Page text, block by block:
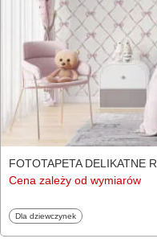
FOTOTAPETA DELIKATNE
Cena zależy od wymiarów
Fototapety
Dla dziewczynek